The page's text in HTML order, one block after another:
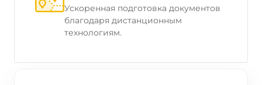
Ускоренная подготовка документов
благодаря дистанционным
технологиям.